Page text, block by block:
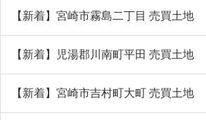
【新着】宮崎市霧島二丁目 売買土地
【新着】児湯郡川南町平田 売買土地
【新着】宮崎市吉村町大町 売買土地